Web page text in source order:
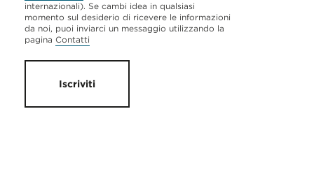
internazionali). Se cambi idea in qualsiasi
momento sul desiderio di ricevere le informazioni
da noi, puoi inviarci un messaggio utilizzando la
pagina Contatti
Iscriviti